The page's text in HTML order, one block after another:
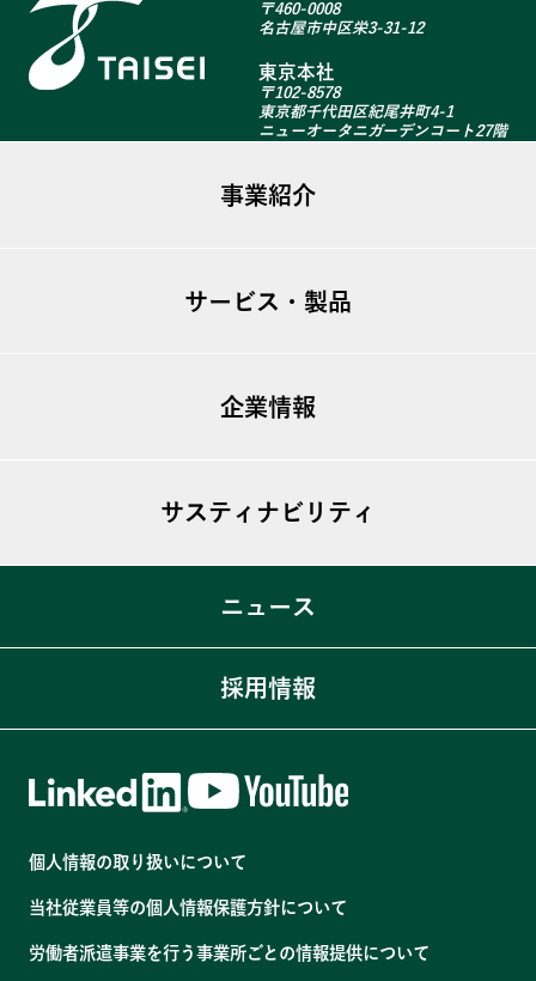
〒460-0008
名古屋市中区栄3-31-12
東京本社
〒102-8578
東京都千代田区紀尾井町4-1
ニューオータニガーデンコート27階
事業紹介
不動産事業
海外事業
サービス・製品
T-GARDEN
T-MIST
Simplicity®
企業情報
トップメッセージ
会社概要
沿革
サスティナビリティ
ACTION SDGs
コーポレートガバナンス体制
コンプライアンス体制
健康経営
温室効果ガス排出量の削減
ニュース
採用情報
個人情報の取り扱いについて
当社従業員等の個人情報保護方針について
労働者派遣事業を行う事業所ごとの情報提供について